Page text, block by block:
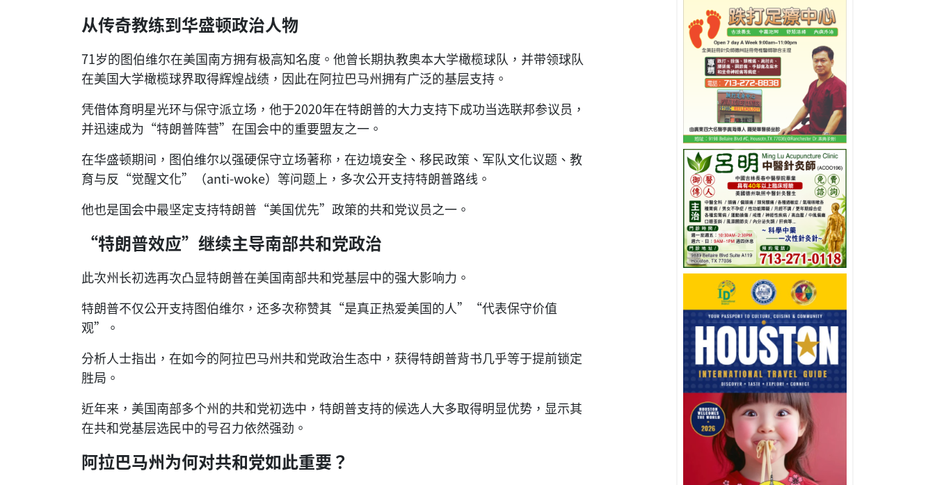
从传奇教练到华盛顿政治人物
71岁的图伯维尔在美国南方拥有极高知名度。他曾长期执教奥本大学橄榄球队，并带领球队
在美国大学橄榄球界取得辉煌战绩，因此在阿拉巴马州拥有广泛的基层支持。
凭借体育明星光环与保守派立场，他于2020年在特朗普的大力支持下成功当选联邦参议员，
并迅速成为“特朗普阵营”在国会中的重要盟友之一。
在华盛顿期间，图伯维尔以强硬保守立场著称，在边境安全、移民政策、军队文化议题、教
育与反“觉醒文化”（anti-woke）等问题上，多次公开支持特朗普路线。
他也是国会中最坚定支持特朗普“美国优先”政策的共和党议员之一。
“特朗普效应”继续主导南部共和党政治
此次州长初选再次凸显特朗普在美国南部共和党基层中的强大影响力。
特朗普不仅公开支持图伯维尔，还多次称赞其“是真正热爱美国的人”“代表保守价值
观”。
分析人士指出，在如今的阿拉巴马州共和党政治生态中，获得特朗普背书几乎等于提前锁定
胜局。
近年来，美国南部多个州的共和党初选中，特朗普支持的候选人大多取得明显优势，显示其
在共和党基层选民中的号召力依然强劲。
阿拉巴马州为何对共和党如此重要？